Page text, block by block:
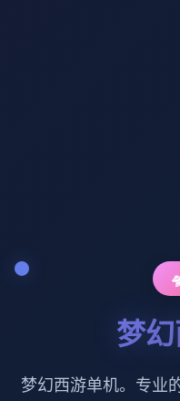
梦
梦幻西游单机。专业